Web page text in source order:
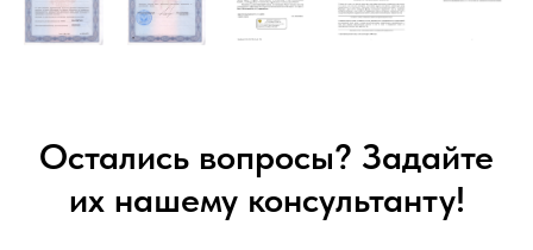
Остались вопросы? Задайте
их нашему консультанту!